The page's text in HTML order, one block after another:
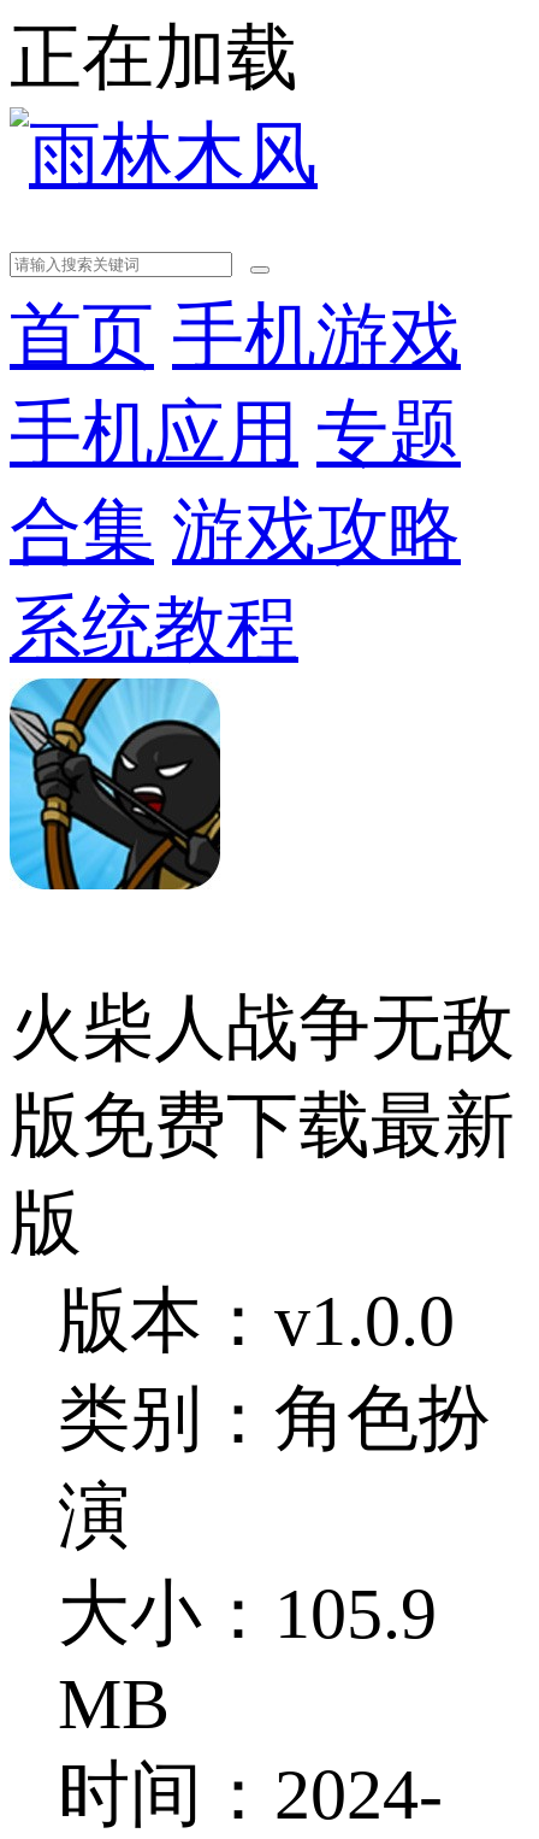
正在加载
首页 手机游戏
手机应用 专题
合集 游戏攻略
系统教程
火柴人战争无敌
版免费下载最新
版
版本：v1.0.0
类别：角色扮
演
大小：105.9
MB
时间：2024-